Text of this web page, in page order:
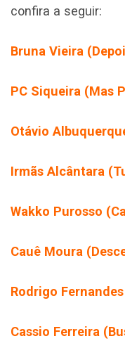
confira a seguir:
Bruna Vieira
PC Siqueira (Mas
Otávio
Irmãs Alcântara
Wakko Purosso
Cauê Moura
Rodrigo
Cassio Ferreira